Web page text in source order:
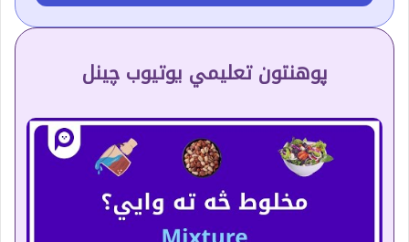
پوهنتون تعلیمي یوتیوب چینل